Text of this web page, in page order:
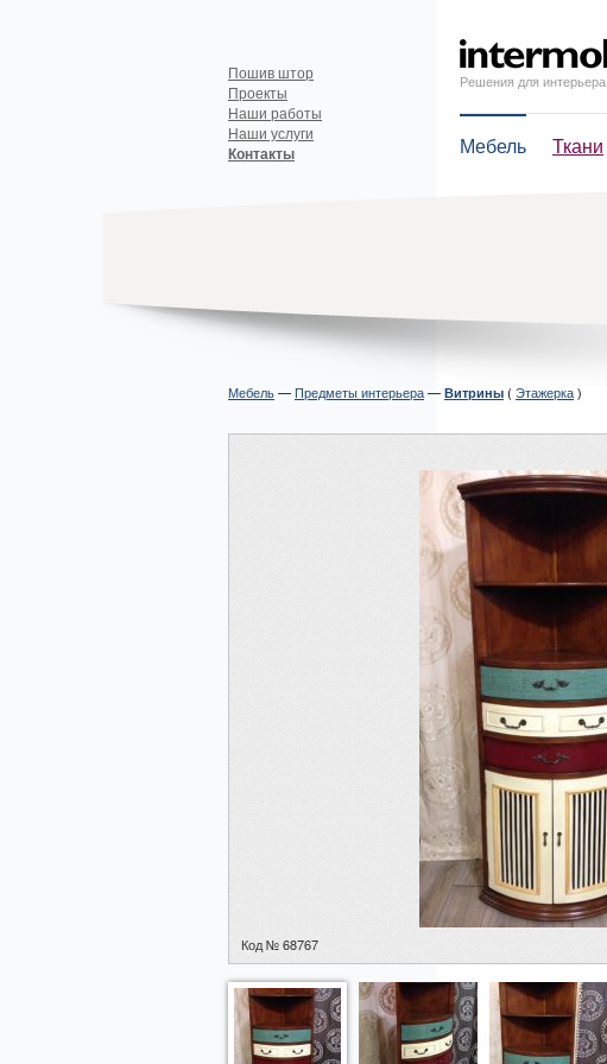
Решения для интерьера
Мебель Ткани
Пошив штор
Проекты
Наши работы
Наши услуги
Контакты
Мебель—Предметы интерьера— Витрины ( Этажерка)
Код № 68767